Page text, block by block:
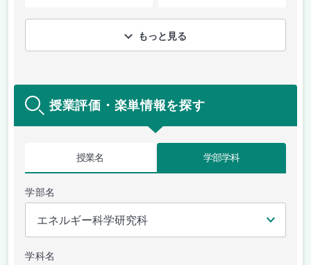
もっと見る
授業評価・楽単情報を探す
授業名 学部学科
学部名
学科名